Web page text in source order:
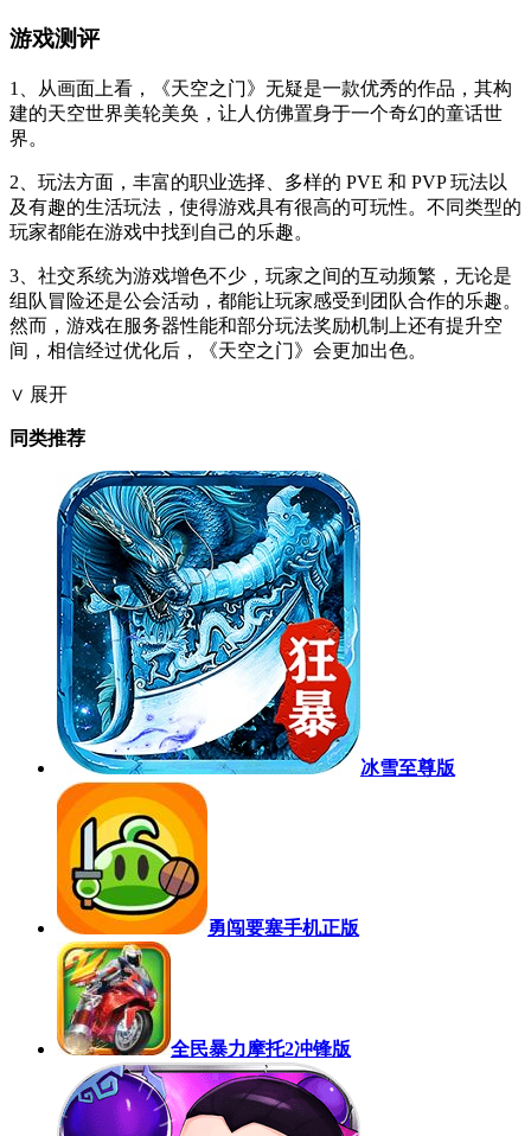
游戏测评
1、从画面上看，《天空之门》无疑是一款优秀的作品，其构
建的天空世界美轮美奂，让人仿佛置身于一个奇幻的童话世
界。
2、玩法方面，丰富的职业选择、多样的 PVE 和 PVP 玩法以
及有趣的生活玩法，使得游戏具有很高的可玩性。不同类型的
玩家都能在游戏中找到自己的乐趣。
3、社交系统为游戏增色不少，玩家之间的互动频繁，无论是
组队冒险还是公会活动，都能让玩家感受到团队合作的乐趣。
然而，游戏在服务器性能和部分玩法奖励机制上还有提升空
间，相信经过优化后，《天空之门》会更加出色。
∨ 展开
同类推荐
冰雪至尊版
勇闯要塞手机正版
全民暴力摩托2冲锋版